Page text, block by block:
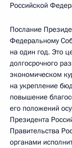
Российской
Послание
Федеральному
на один год. Это
долгосрочного
экономическом
на укрепление
повышение
его положений
Президента
Правительства
органами